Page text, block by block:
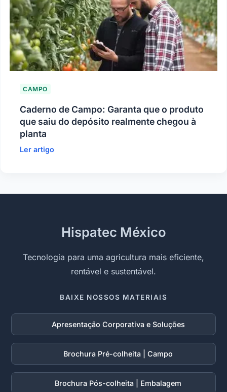
CAMPO
Caderno de Campo: Garanta que o produto
que saiu do depósito realmente chegou à
planta
Ler artigo
Hispatec México
Tecnologia para uma agricultura mais eficiente,
rentável e sustentável.
BAIXE NOSSOS MATERIAIS
Apresentação Corporativa e Soluções
Brochura Pré-colheita | Campo
Brochura Pós-colheita | Embalagem